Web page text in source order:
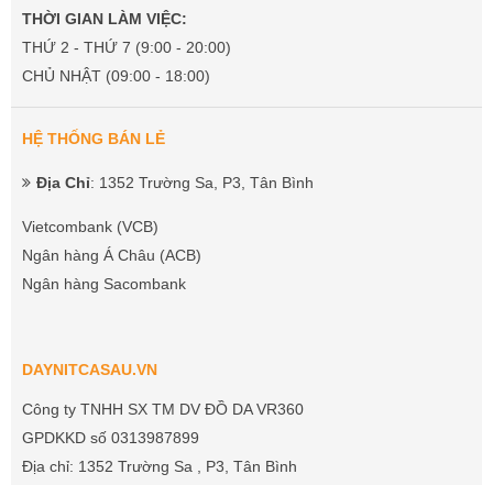
THỜI GIAN LÀM VIỆC:
THỨ 2 - THỨ 7 (9:00 - 20:00)
CHỦ NHẬT (09:00 - 18:00)
HỆ THỐNG BÁN LẺ
Địa Chỉ: 1352 Trường Sa, P3, Tân Bình
Vietcombank (VCB)
Ngân hàng Á Châu (ACB)
Ngân hàng Sacombank
DAYNITCASAU.VN
Công ty TNHH SX TM DV ĐỒ DA VR360
GPDKKD số 0313987899
Địa chỉ: 1352 Trường Sa , P3, Tân Bình